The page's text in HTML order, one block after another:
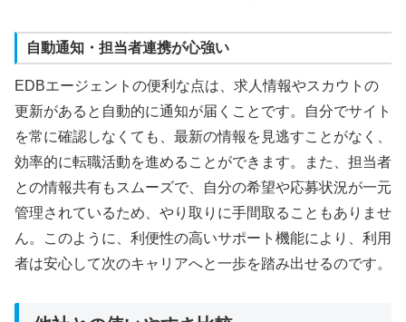
自動通知・担当者連携が心強い
EDBエージェントの便利な点は、求人情報やスカウトの
更新があると自動的に通知が届くことです。自分でサイト
を常に確認しなくても、最新の情報を見逃すことがなく、
効率的に転職活動を進めることができます。また、担当者
との情報共有もスムーズで、自分の希望や応募状況が一元
管理されているため、やり取りに手間取ることもありませ
ん。このように、利便性の高いサポート機能により、利用
者は安心して次のキャリアへと一歩を踏み出せるのです。